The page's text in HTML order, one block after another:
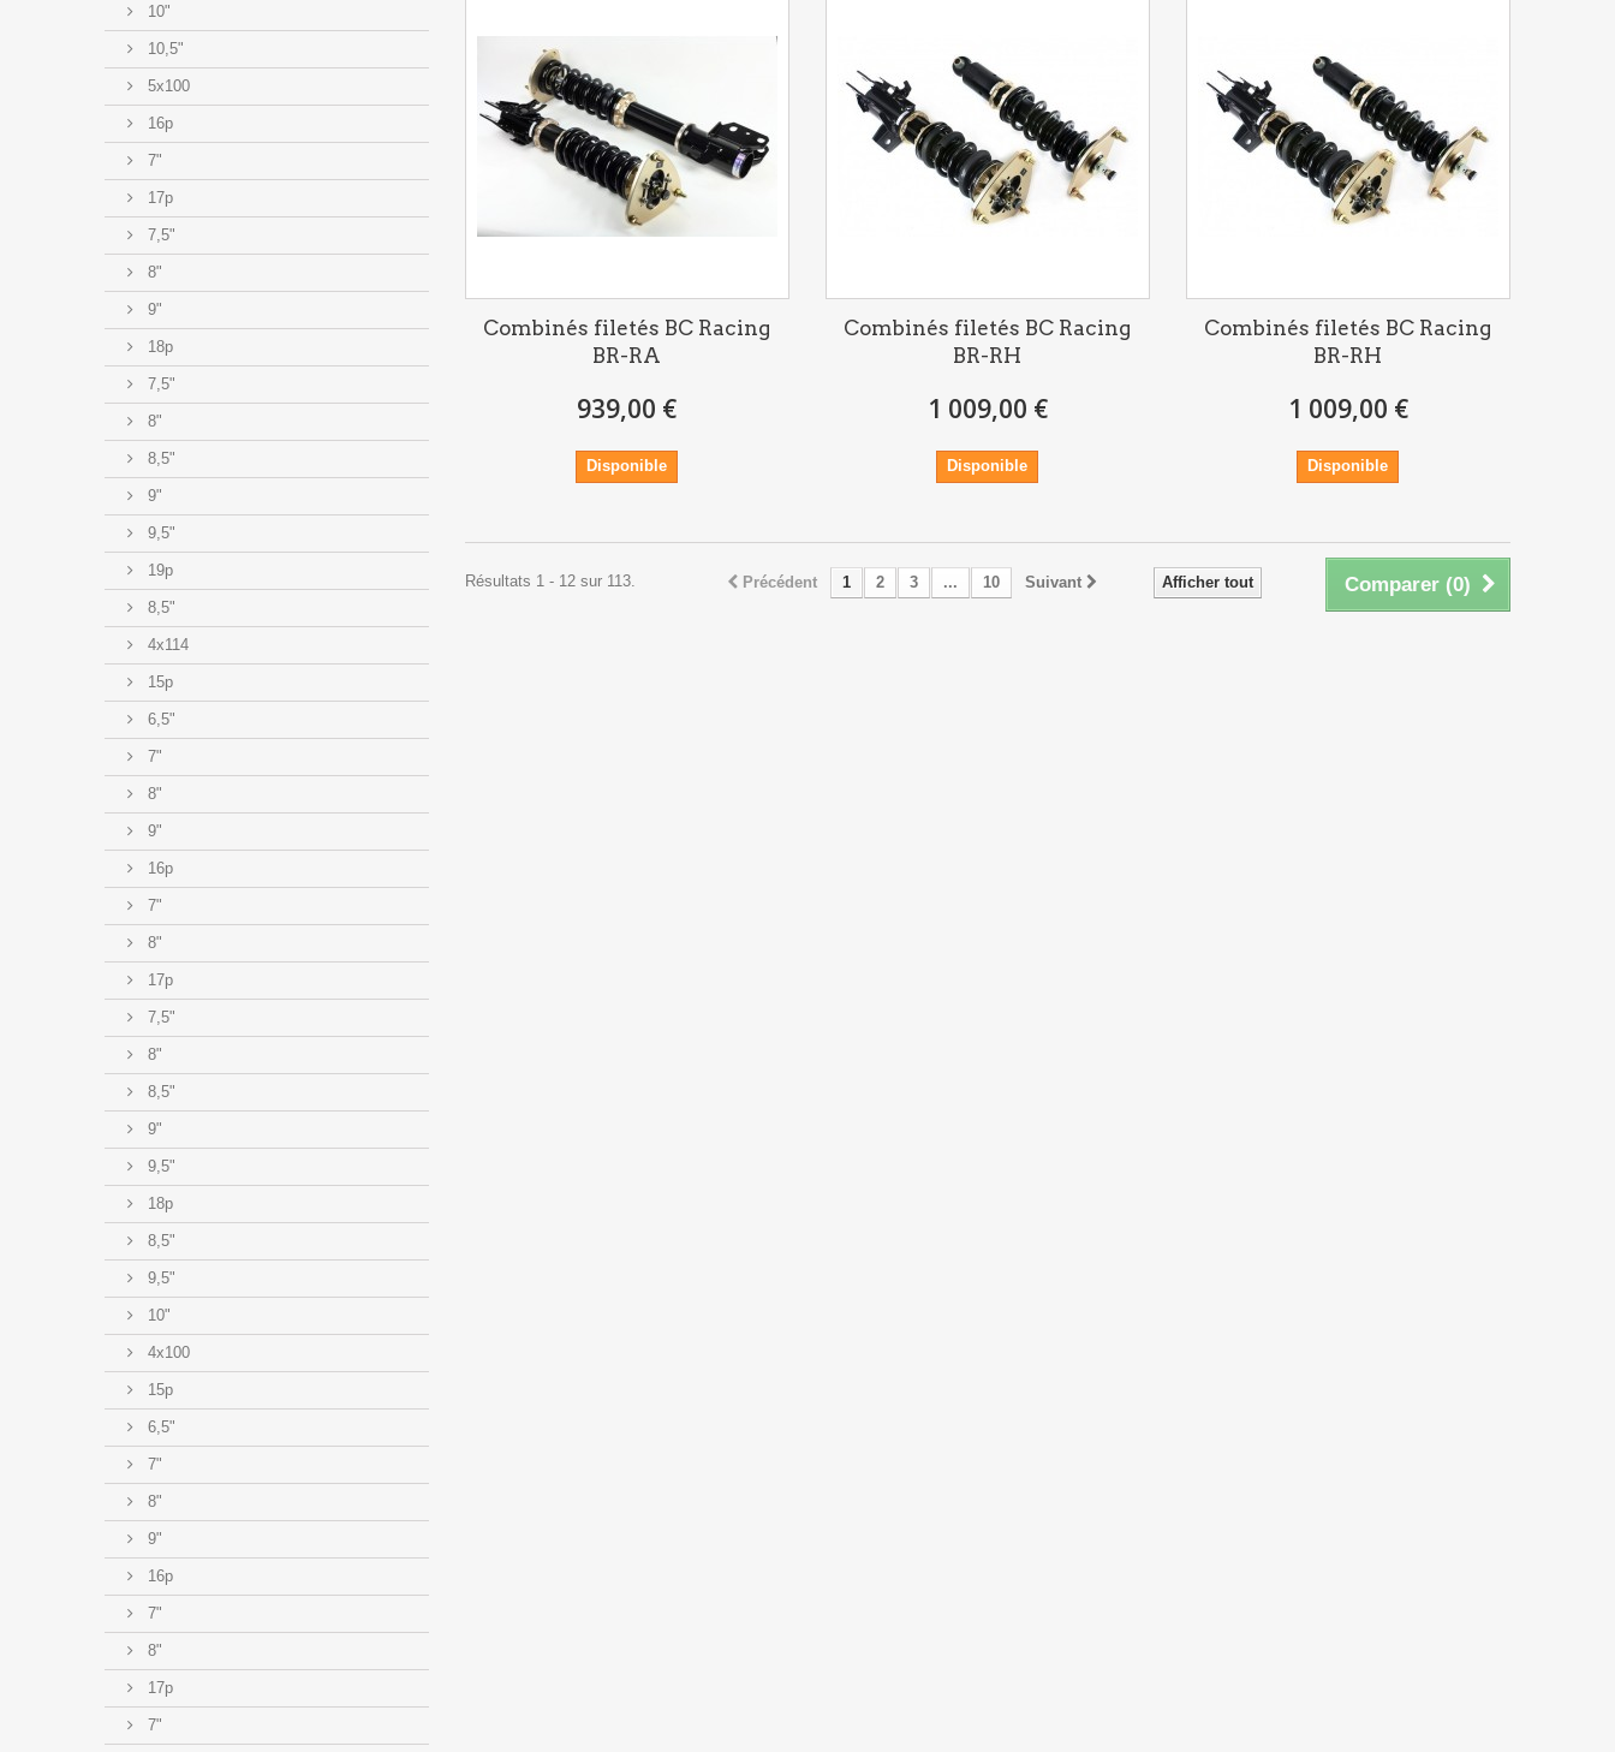
10"
10,5"
5x100
16p
7"
17p
7,5"
8"
9"
18p
7,5"
8"
8,5"
9"
9,5"
19p
8,5"
4x114
15p
6,5"
7"
8"
9"
16p
7"
8"
17p
7,5"
8"
8,5"
9"
9,5"
18p
8,5"
9,5"
10"
4x100
15p
6,5"
7"
8"
9"
16p
7"
8"
17p
7"
Combinés filetés BC Racing
BR-RA
939,00 €
Disponible
Combinés filetés BC Racing
BR-RH
1 009,00 €
Disponible
Combinés filetés BC Racing
BR-RH
1 009,00 €
Disponible
Comparer (0)
Afficher tout
Précédent 1 2 3 ... 10 Suivant
Résultats 1 - 12 sur 113.